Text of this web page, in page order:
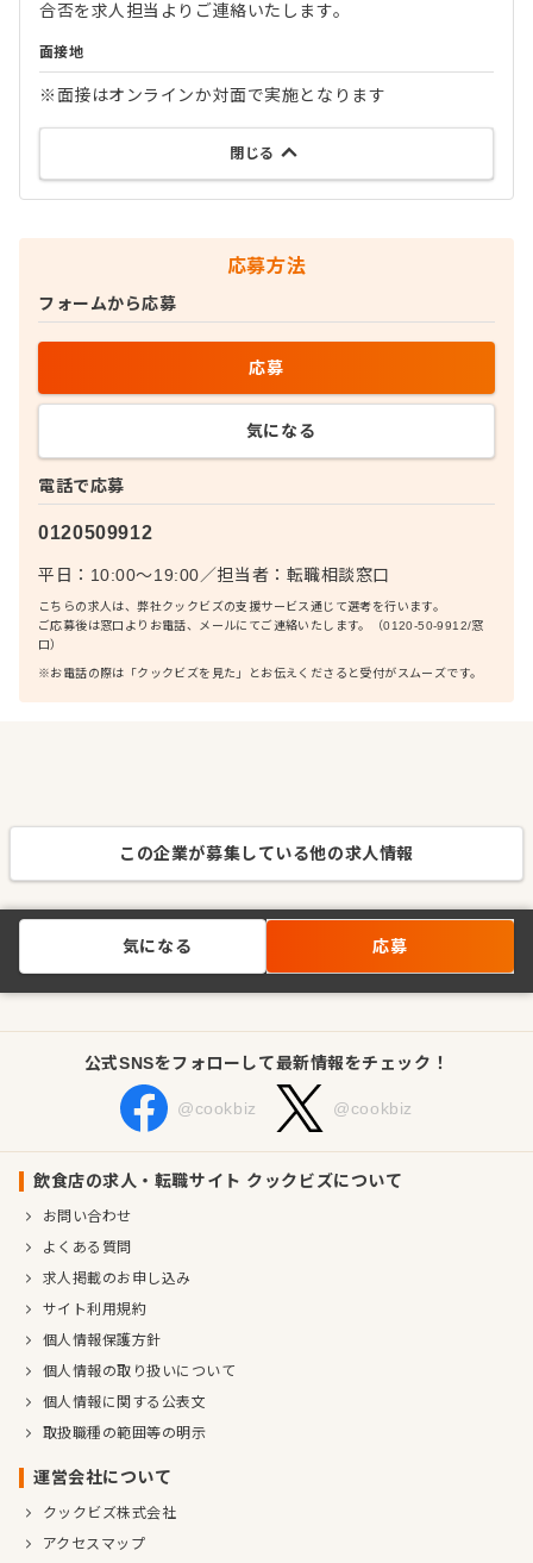
合否を求人担当よりご連絡いたします。
面接地
※面接はオンラインか対面で実施となります
閉じる
応募方法
電話で応募
0120509912
平日：10:00〜19:00／担当者： 転職相談窓口
こちらの求人は、弊社クックビズの支援サービス通じて選考を行います。
ご応募後は窓口よりお電話、メールにてご連絡いたします。（0120-50-9912/窓
口）
※お電話の際は「クックビズを見た」とお伝えくださると受付がスムーズです。
フォームから応募
応募
気になる
この企業が募集している他の求人情報
気になる 応募
公式SNSをフォローして最新情報をチェック！
@cookbiz @cookbiz
飲食店の求人・転職サイト クックビズについて
お問い合わせ
よくある質問
求人掲載のお申し込み
サイト利用規約
個人情報保護方針
個人情報の取り扱いについて
個人情報に関する公表文
取扱職種の範囲等の明示
運営会社について
クックビズ株式会社
アクセスマップ